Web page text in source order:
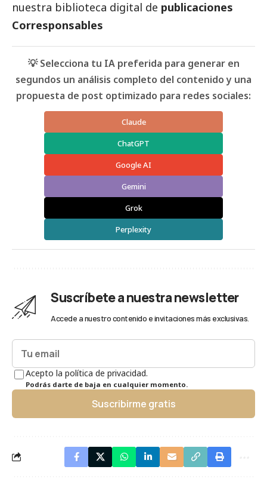
nuestra biblioteca digital de publicaciones
Corresponsables
💡 Selecciona tu IA preferida para generar en
segundos un análisis completo del contenido y una
propuesta de post optimizado para redes sociales:
Claude
ChatGPT
Google AI
Gemini
Grok
Perplexity
Suscríbete a nuestra newsletter
Accede a nuestro contenido e invitaciones más exclusivas.
Acepto la política de privacidad.
Podrás darte de baja en cualquier momento.
Suscribirme gratis